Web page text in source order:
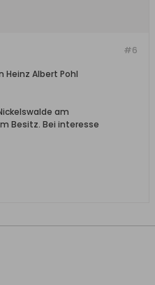
#6
Heinz Albert Pohl
am
Besitz. Bei interesse